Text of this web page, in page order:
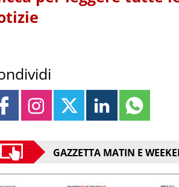
GAZZETTA MATIN E